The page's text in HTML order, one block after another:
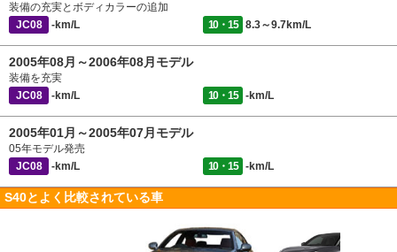
装備の充実とボディカラーの追加
JC08
-km/L 10・15 8.3～9.7km/L
2005年08月～2006年08月モデル
装備を充実
JC08
-km/L 10・15 -km/L
2005年01月～2005年07月モデル
05年モデル発売
JC08
-km/L 10・15 -km/L
S40とよく比較されている車